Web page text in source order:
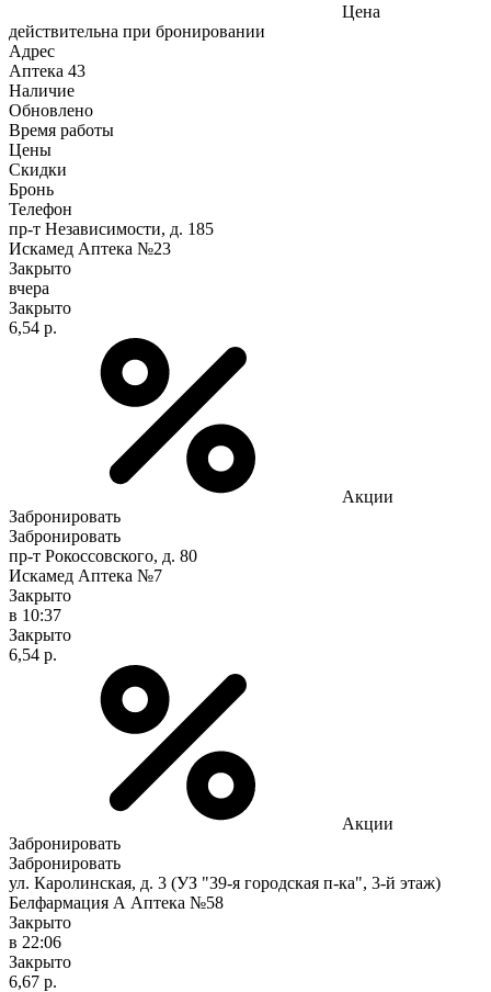
Цена
действительна при бронировании
Адрес
Аптека 43
Наличие
Обновлено
Время работы
Цены
Скидки
Бронь
Телефон
пр-т Независимости, д. 185
Искамед Аптека №23
Закрыто
вчера
Закрыто
6,54 р.
Акции
Забронировать
Забронировать
пр-т Рокоссовского, д. 80
Искамед Аптека №7
Закрыто
в 10:37
Закрыто
6,54 р.
Акции
Забронировать
Забронировать
ул. Каролинская, д. 3 (УЗ "39-я городская п-ка", 3-й этаж)
Белфармация А Аптека №58
Закрыто
в 22:06
Закрыто
6,67 р.